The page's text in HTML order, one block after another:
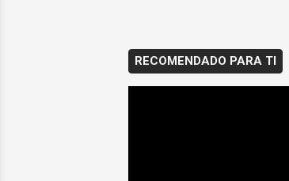
RECOMENDADO PARA TI